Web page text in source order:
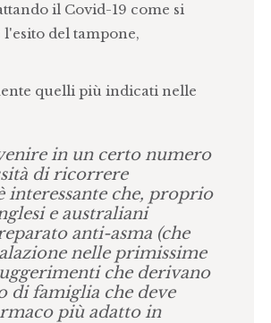
il Covid-19 come si
del tampone,
quelli più indicati nelle
in un certo numero
di ricorrere
interessante che, proprio
e australiani
anti-asma (che
nelle primissime
che derivano
di famiglia che deve
più adatto in